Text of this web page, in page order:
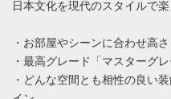
日本文化を現代のスタイルで
・お部屋やシーンに合わせ高
・最高グレード「マスターグ
・どんな空間とも相性の良い